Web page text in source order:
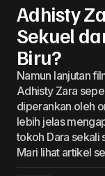
Adhisty
Sekuel
Biru?
Namun lanjutan
Adhisty Zara
diperankan oleh
lebih jelas
tokoh Dara sekali
Mari lihat artikel